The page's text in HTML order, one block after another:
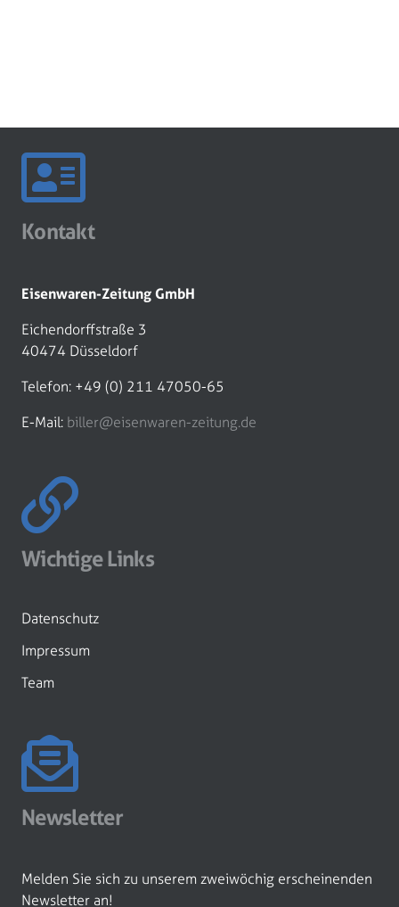
Kontakt
Eisenwaren-Zeitung GmbH
Eichendorffstraße 3
40474 Düsseldorf
Telefon: +49 (0) 211 47050-65
E-Mail: biller@eisenwaren-zeitung.de
Wichtige Links
Datenschutz
Impressum
Team
Newsletter
Melden Sie sich zu unserem zweiwöchig erscheinenden
Newsletter an!